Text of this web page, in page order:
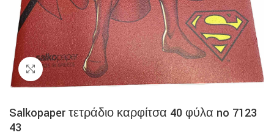
Click to enlarge
Salkopaper τετράδιο καρφίτσα 40 φύλα no 7123
43